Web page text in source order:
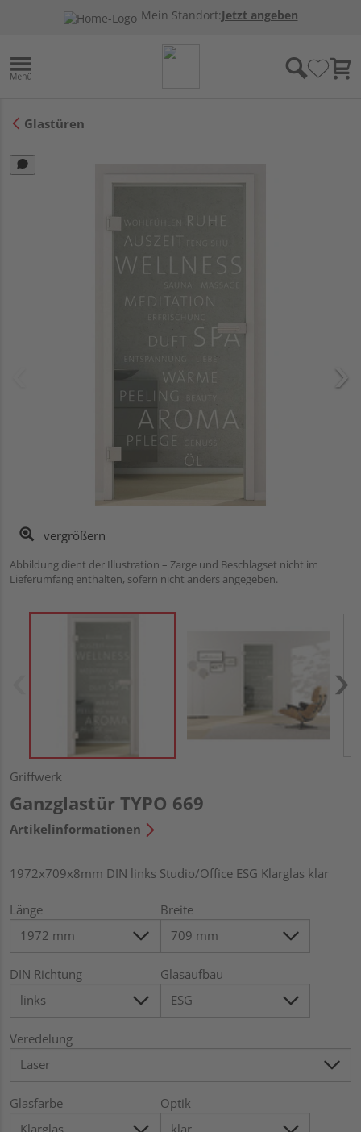
Mein Standort:Jetzt angeben
Glastüren
vergrößern
Abbildung dient der Illustration – Zarge und Beschlagset nicht im
Lieferumfang enthalten, sofern nicht anders angegeben.
Griffwerk
Ganzglastür TYPO 669
Artikelinformationen
1972x709x8mm DIN links Studio/Office ESG Klarglas klar
Länge Breite
DIN Richtung Glasaufbau
Veredelung
Glasfarbe Optik